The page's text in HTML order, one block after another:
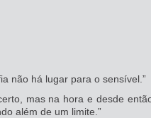
não há lugar para o sensível.”
mas na hora e desde
além de um limite.”